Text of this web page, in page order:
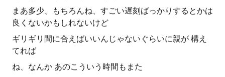
まあ多少、もちろんね、すごい遅刻ばっかりするとかは
良くないかもしれないけど
ギリギリ間に合えばいいんじゃないぐらいに親が 構え
てれば
ね、なんか あのこういう時間もまた